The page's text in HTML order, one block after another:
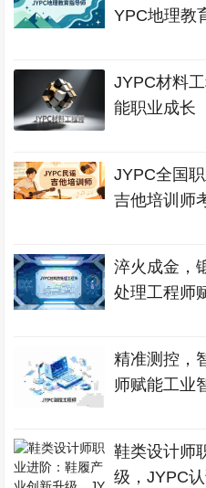
YPC地理教
JYPC材料
能职业成长
JYPC全国
吉他培训师
淬火成金，
处理工程师
精准测控，
师赋能工业
鞋类设计师
级，JYPC